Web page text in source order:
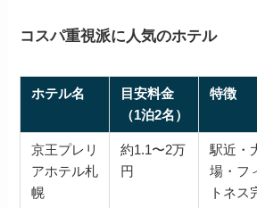
コスパ重視派に人気のホテル
ホテル名
目安料金
（1泊2名）
特徴
京王プレリ
アホテル札
幌
約1.1〜2万
円
駅近・
場・フ
トネス